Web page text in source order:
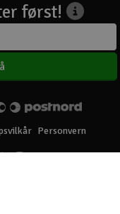
først!
Personvern